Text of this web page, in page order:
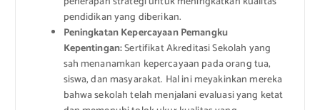
pendidikan yang diberikan.
Peningkatan Kepercayaan Pemangku
Kepentingan:Sertifikat Akreditasi Sekolah yang
sah menanamkan kepercayaan pada orang tua,
siswa, dan masyarakat. Hal ini meyakinkan mereka
bahwa sekolah telah menjalani evaluasi yang ketat